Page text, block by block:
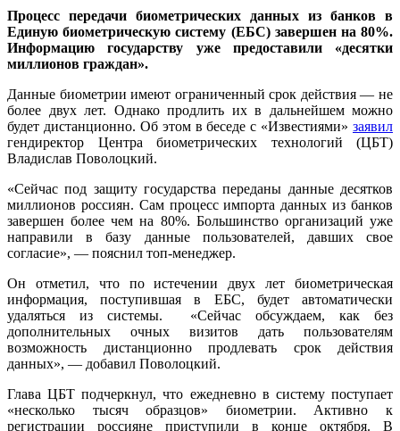
Процесс передачи биометрических данных из банков в
Единую биометрическую систему (ЕБС) завершен на 80%.
Информацию государству уже предоставили «десятки
миллионов граждан».
Данные биометрии имеют ограниченный срок действия — не
более двух лет. Однако продлить их в дальнейшем можно
будет дистанционно. Об этом в беседе с «Известиями» заявил
гендиректор Центра биометрических технологий (ЦБТ)
Владислав Поволоцкий.
«Сейчас под защиту государства переданы данные десятков
миллионов россиян. Сам процесс импорта данных из банков
завершен более чем на 80%. Большинство организаций уже
направили в базу данные пользователей, давших свое
согласие», — пояснил топ-менеджер.
Он отметил, что по истечении двух лет биометрическая
информация, поступившая в ЕБС, будет автоматически
удаляться из системы. «Сейчас обсуждаем, как без
дополнительных очных визитов дать пользователям
возможность дистанционно продлевать срок действия
данных», — добавил Поволоцкий.
Глава ЦБТ подчеркнул, что ежедневно в систему поступает
«несколько тысяч образцов» биометрии. Активно к
регистрации россияне приступили в конце октября. В